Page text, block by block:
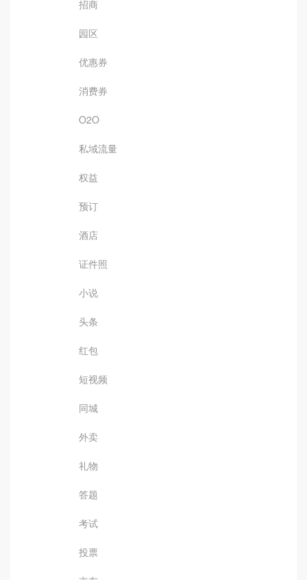
招商
园区
优惠券
消费券
O2O
私域流量
权益
预订
酒店
证件照
小说
头条
红包
短视频
同城
外卖
礼物
答题
考试
投票